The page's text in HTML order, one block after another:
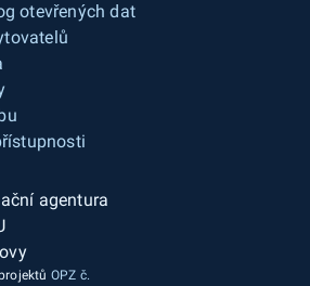
otevřených dat
OPZ č.